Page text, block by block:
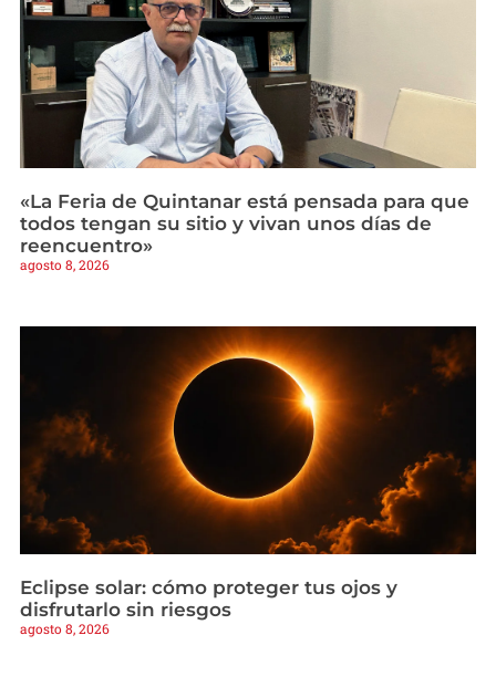
«La Feria de Quintanar está pensada para que
todos tengan su sitio y vivan unos días de
reencuentro»
agosto 8, 2026
Eclipse solar: cómo proteger tus ojos y
disfrutarlo sin riesgos
agosto 8, 2026